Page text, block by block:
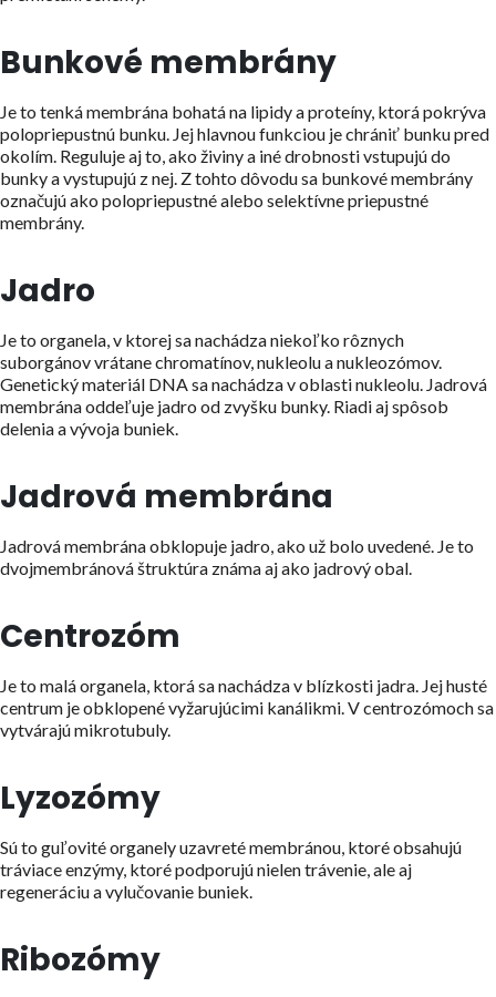
Bunkové membrány
Je to tenká membrána bohatá na lipidy a proteíny, ktorá pokrýva
polopriepustnú bunku. Jej hlavnou funkciou je chrániť bunku pred
okolím. Reguluje aj to, ako živiny a iné drobnosti vstupujú do
bunky a vystupujú z nej. Z tohto dôvodu sa bunkové membrány
označujú ako polopriepustné alebo selektívne priepustné
membrány.
Jadro
Je to organela, v ktorej sa nachádza niekoľko rôznych
suborgánov vrátane chromatínov, nukleolu a nukleozómov.
Genetický materiál DNA sa nachádza v oblasti nukleolu. Jadrová
membrána oddeľuje jadro od zvyšku bunky. Riadi aj spôsob
delenia a vývoja buniek.
Jadrová membrána
Jadrová membrána obklopuje jadro, ako už bolo uvedené. Je to
dvojmembránová štruktúra známa aj ako jadrový obal.
Centrozóm
Je to malá organela, ktorá sa nachádza v blízkosti jadra. Jej husté
centrum je obklopené vyžarujúcimi kanálikmi. V centrozómoch sa
vytvárajú mikrotubuly.
Lyzozómy
Sú to guľovité organely uzavreté membránou, ktoré obsahujú
tráviace enzýmy, ktoré podporujú nielen trávenie, ale aj
regeneráciu a vylučovanie buniek.
Ribozómy